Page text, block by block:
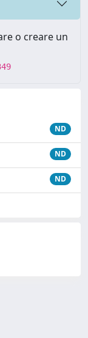
o creare un
ND
ND
ND